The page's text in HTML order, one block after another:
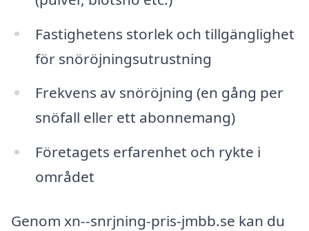
Fastighetens storlek och tillgänglighet
för snöröjningsutrustning
Frekvens av snöröjning (en gång per
snöfall eller ett abonnemang)
Företagets erfarenhet och rykte i
området
Genom xn--snrjning-pris-jmbb.se kan du